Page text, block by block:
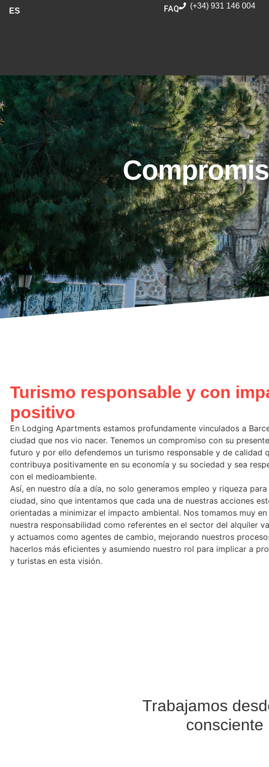
ES FAQ (+34) 931 146 004
Turismo responsable y con
positivo
En Lodging Apartments estamos profundamente vinculados a
ciudad que nos vio nacer. Tenemos un compromiso con su
futuro y por ello defendemos un turismo responsable y de calidad
contribuya positivamente en su economía y su sociedad y sea
con el medioambiente.
Así, en nuestro día a día, no solo generamos empleo y riqueza para
ciudad, sino que intentamos que cada una de nuestras acciones
orientadas a minimizar el impacto ambiental. Nos tomamos muy en
nuestra responsabilidad como referentes en el sector del alquiler
y actuamos como agentes de cambio, mejorando nuestros
hacerlos más eficientes y asumiendo nuestro rol para implicar a
y turistas en esta visión.
Trabajamos